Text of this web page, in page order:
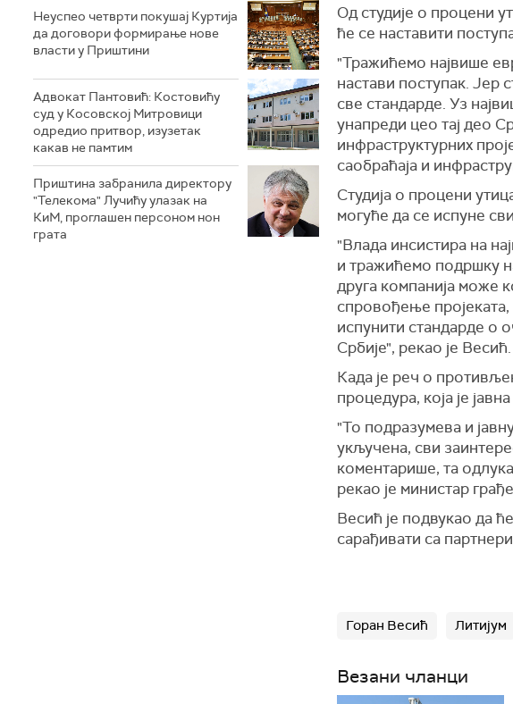
Неуспео четврти покушај Куртија
да договори формирање нове
власти у Приштини
Адвокат Пантовић: Костовићу
суд у Косовској Митровици
одредио притвор, изузетак
какав не памтим
Приштина забранила директору
"Телекома" Лучићу улазак на
КиМ, проглашен персоном нон
грата
Од студије о процени
ће се наставити
"Тражићемо највише
настави поступак. Јер
све стандарде. Уз
унапреди цео тај део
инфраструктурних
саобраћаја и
Студија о процени
могуће да се испуне
"Влада инсистира на
и тражићемо подршку
друга компанија може
спровођење пројеката,
испунити стандарде о
Србије", рекао је Весић.
Када је реч о
процедура, која је
"То подразумева и
укључена, сви
коментарише, та
рекао је министар
Весић је подвукао да
сарађивати са
Горан Весић Литијум
Везани чланци